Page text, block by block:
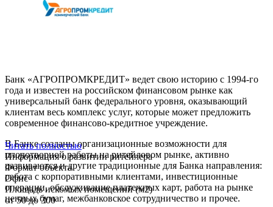
Банк «АГРОПРОМКРЕДИТ» ведет свою историю с 1994-го
года и известен на российском финансовом рынке как
универсальный банк федерального уровня, оказывающий
клиентам весь комплекс услуг, которые может предложить
современное финансово-кредитное учреждение.
В Банке созданы организационные возможности для
плодотворной работы на ритейловом рынке, активно
развиваются и другие традиционные для Банка направления:
работа с корпоративными клиентами, инвестиционные
операции, обслуживание платежных карт, работа на рынке
ценных бумаг, межбанковское сотрудничество и прочее.
Читать полностью
Информация о развитии ритейлера
Формат объекта
Офис
Площадь искомых помещений (м2)
от 50 до 300